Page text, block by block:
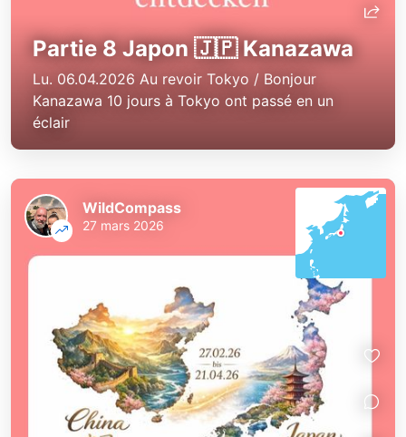
Partie 8 Japon 🇯🇵 Kanazawa
Lu. 06.04.2026 Au revoir Tokyo / Bonjour
Kanazawa 10 jours à Tokyo ont passé en un
éclair
WildCompass
27 mars 2026